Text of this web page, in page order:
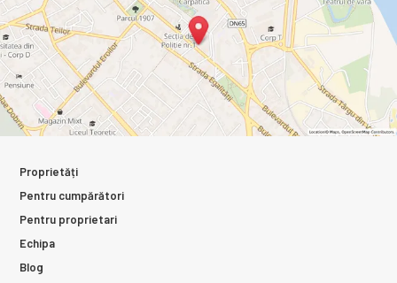
Proprietăți
Pentru cumpărători
Pentru proprietari
Echipa
Blog